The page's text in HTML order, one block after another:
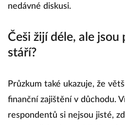
nedávné diskusi.
Češi žijí déle, ale jsou
stáří?
Průzkum také ukazuje, že
finanční zajištění v důchodu.
respondentů si nejsou jisté,